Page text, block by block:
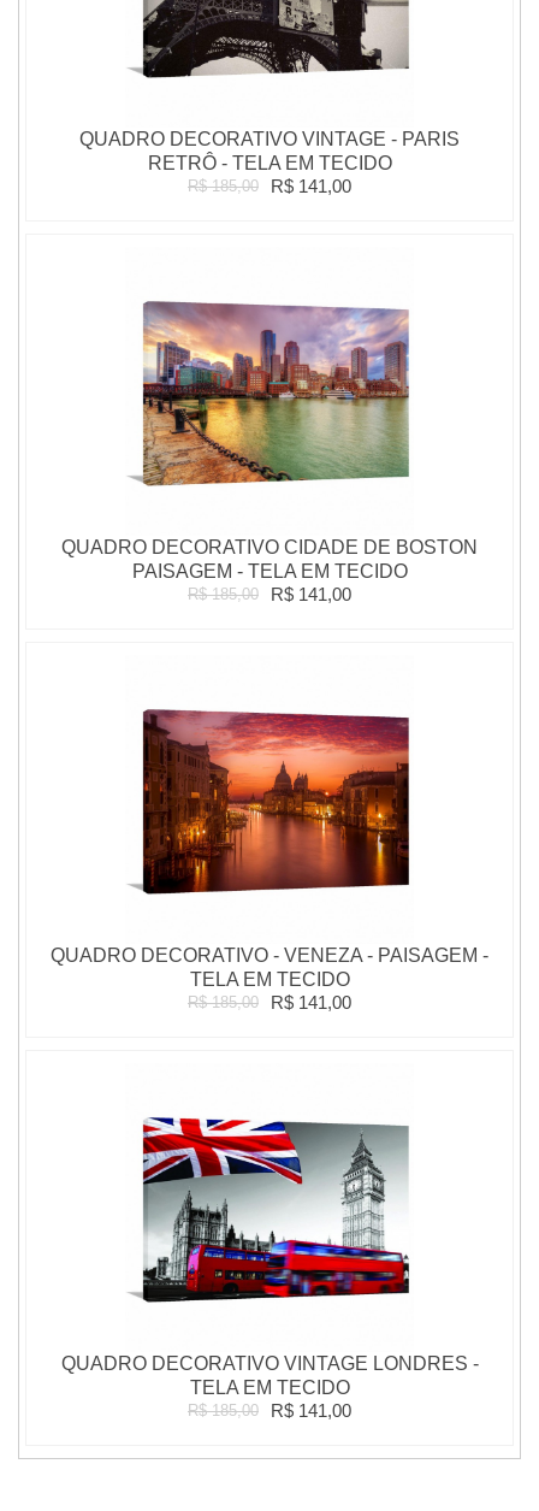
QUADRO DECORATIVO VINTAGE - PARIS
RETRÔ - TELA EM TECIDO
R$ 185,00 R$ 141,00
QUADRO DECORATIVO CIDADE DE BOSTON
PAISAGEM - TELA EM TECIDO
R$ 185,00 R$ 141,00
QUADRO DECORATIVO - VENEZA - PAISAGEM -
TELA EM TECIDO
R$ 185,00 R$ 141,00
QUADRO DECORATIVO VINTAGE LONDRES -
TELA EM TECIDO
R$ 185,00 R$ 141,00